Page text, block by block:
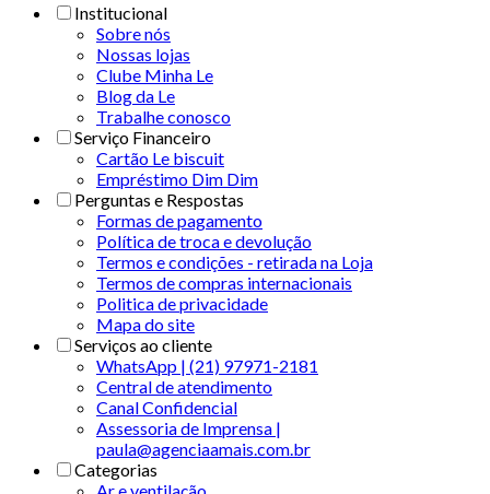
Institucional
Sobre nós
Nossas lojas
Clube Minha Le
Blog da Le
Trabalhe conosco
Serviço Financeiro
Cartão Le biscuit
Empréstimo Dim Dim
Perguntas e Respostas
Formas de pagamento
Política de troca e devolução
Termos e condições - retirada na Loja
Termos de compras internacionais
Politica de privacidade
Mapa do site
Serviços ao cliente
WhatsApp | (21) 97971-2181
Central de atendimento
Canal Confidencial
Assessoria de Imprensa |
paula@agenciaamais.com.br
Categorias